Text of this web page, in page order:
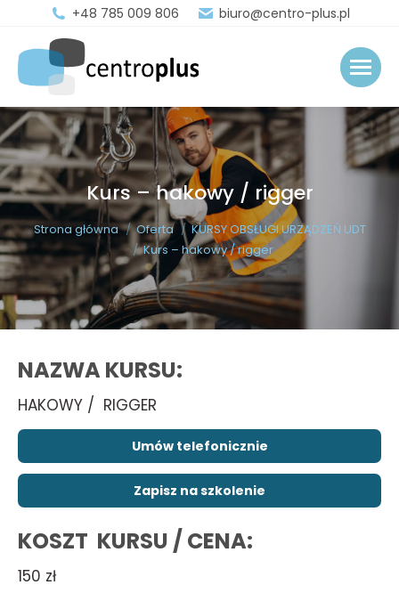
+48 785 009 806 biuro@centro-plus.pl
Kurs – hakowy / rigger
You are here:
Strona główna Oferta
KURSY OBSŁUGI URZĄDZEŃ UDT
Kurs – hakowy / rigger
NAZWA KURSU:
HAKOWY / RIGGER
Umów telefonicznie
Zapisz na szkolenie
KOSZT KURSU / CENA:
150 zł